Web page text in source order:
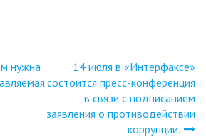
нужна
14 июля в «Интерфаксе»
состоится пресс-конференция
в связи с подписанием
заявления о противодействии
коррупции.